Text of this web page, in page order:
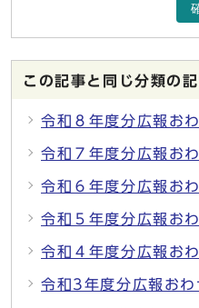
この記事と同じ分類の
令和８年度分広報お
令和７年度分広報お
令和６年度分広報お
令和５年度分広報お
令和４年度分広報お
令和3年度分広報おわ